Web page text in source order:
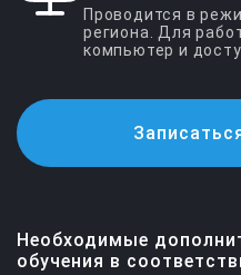
Проводится в
региона. Для
компьютер и
Необходимые
обучения в
Вход для
По вопросам обучения
+7 (4842) 23-13-33
+7 (800) 505-59-64